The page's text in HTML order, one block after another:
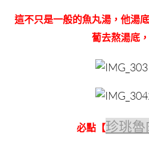
這不只是一般的魚丸湯，他湯
蔔去熬湯底
必點【珍珧魯